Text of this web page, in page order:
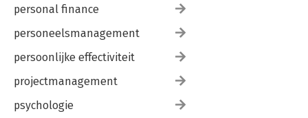
personal finance
personeelsmanagement
persoonlijke effectiviteit
projectmanagement
psychologie